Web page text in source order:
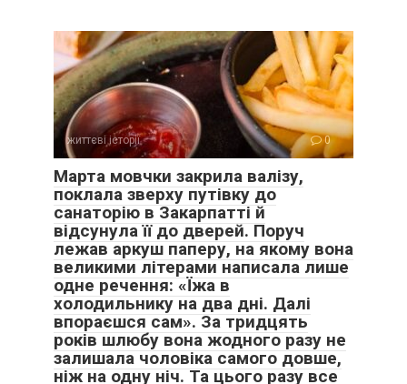
життєві історії 0
Марта мовчки закрила валізу,
поклала зверху путівку до
санаторію в Закарпатті й
відсунула її до дверей. Поруч
лежав аркуш паперу, на якому вона
великими літерами написала лише
одне речення: «Їжа в
холодильнику на два дні. Далі
впораєшся сам». За тридцять
років шлюбу вона жодного разу не
залишала чоловіка самого довше,
ніж на одну ніч. Та цього разу все